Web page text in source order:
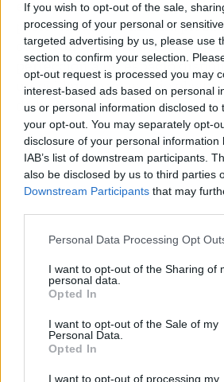
If you wish to opt-out of the sale,
processing of your personal or
targeted advertising by us, please use
section to confirm your selection.
opt-out request is processed you may
interest-based ads based on personal
us or personal information disclosed to
your opt-out. You may separately opt-
disclosure of your personal information
IAB’s list of downstream participants.
also be disclosed by us to third parties
Downstream Participants that may
Personal Data Processing Opt
I want to opt-out of the Sharing of
personal data.
Opted In
I want to opt-out of the Sale of my
Personal Data.
Opted In
I want to opt-out of processing my
enviar). Esto permite a
profesionales pedir una pieza
construir una estructura o
perfección a un espacio
un peldaño o un espejo
de baño.
Publicidad